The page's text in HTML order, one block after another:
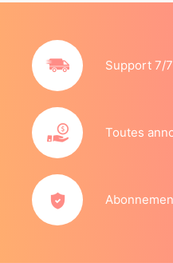
Support 7/
Toutes